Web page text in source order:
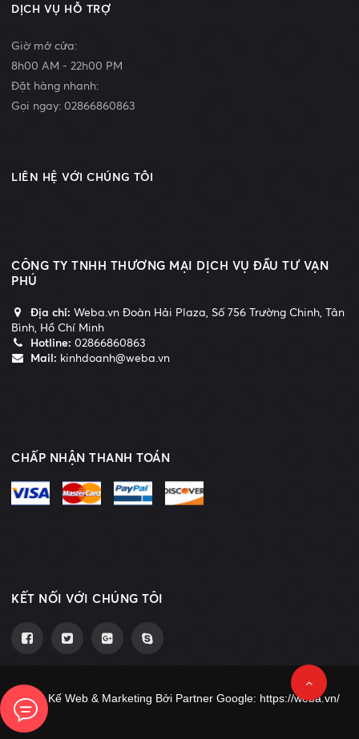
DỊCH VỤ HỖ TRỢ
Giờ mở cửa:
8h00 AM - 22h00 PM
Đặt hàng nhanh:
Gọi ngay: 02866860863
LIÊN HỆ VỚI CHÚNG TÔI
CÔNG TY TNHH THƯƠNG MẠI DỊCH VỤ ĐẦU TƯ VẠN
PHÚ
Địa chỉ:Weba.vn Đoàn Hải Plaza, Số 756 Trường Chinh, Tân
Bình, Hồ Chí Minh
Hotline: 02866860863
Mail: kinhdoanh@weba.vn
CHẤP NHẬN THANH TOÁN
KẾT NỐI VỚI CHÚNG TÔI
Thiết Kế Web & Marketing Bởi Partner Google: https://weba.vn/